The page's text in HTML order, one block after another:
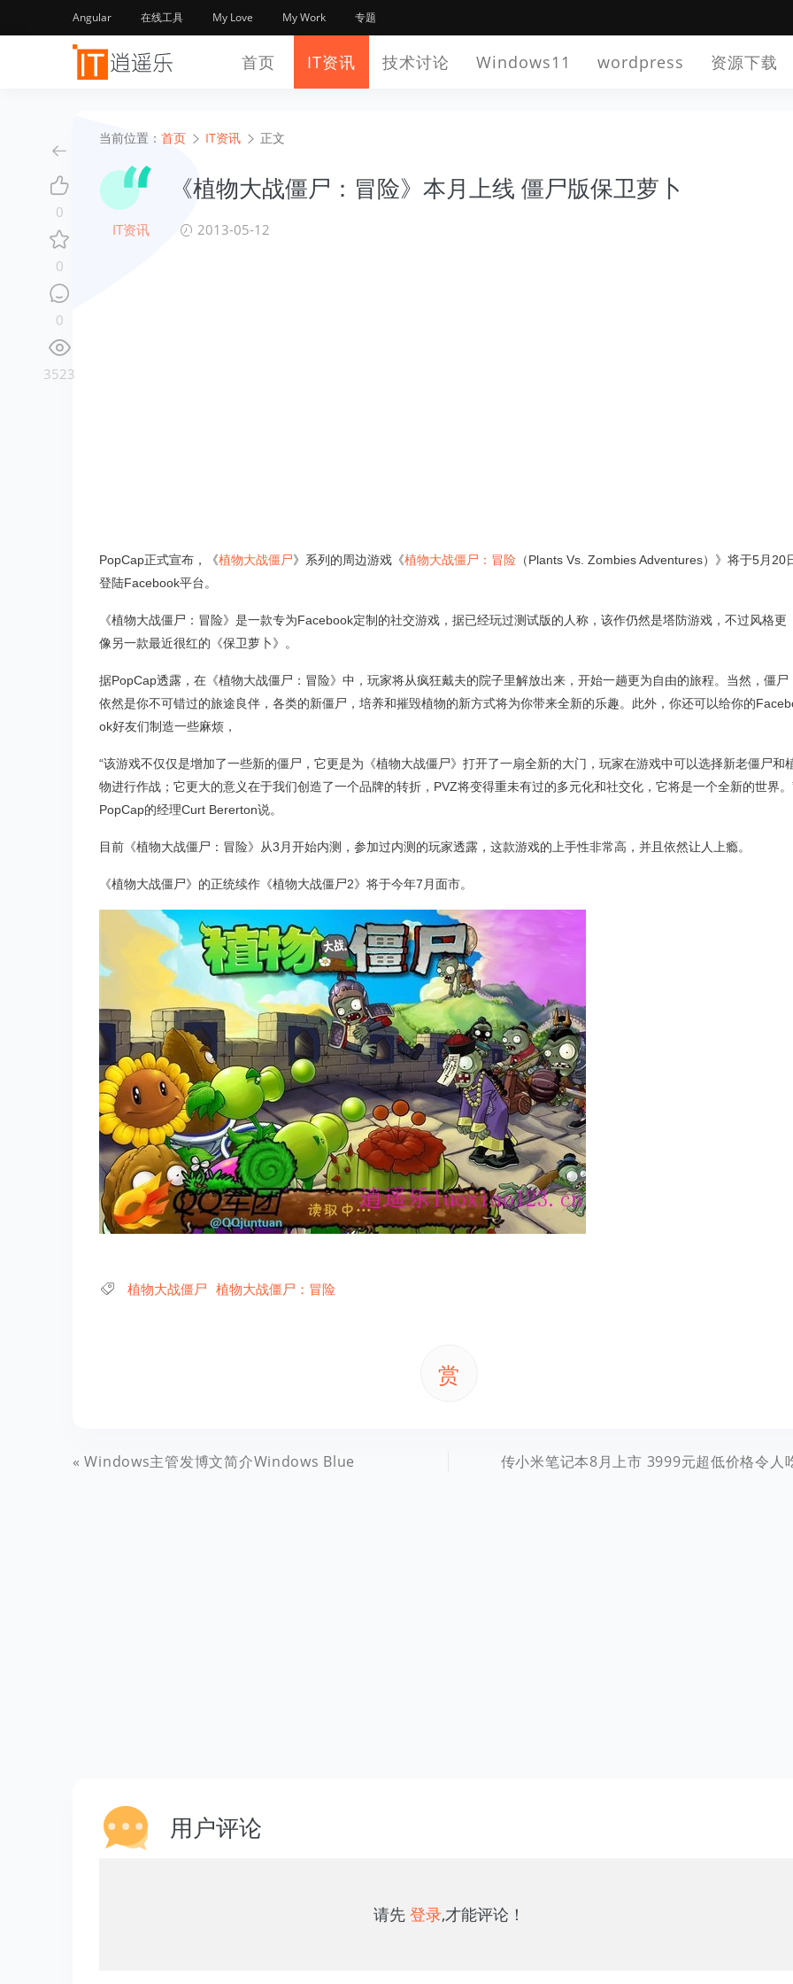
Angular 在线工具 My Love My Work 专题
首页 IT资讯 技术讨论 Windows11 wordpress 资源下载
当前位置： 首页 IT资讯 正文
《植物大战僵尸：冒险》本月上线 僵尸版保卫萝卜
IT资讯 2013-05-12
PopCap正式宣布，《植物大战僵尸》系列的周边游戏《植物大战僵尸：冒险 （Plants Vs. Zombies Adventures）》将于5月20
登陆Facebook平台。
《植物大战僵尸：冒险》是一款专为Facebook定制的社交游戏，据已经玩过测试版的人称，该作仍然是塔防游戏，不过风格更
像另一款最近很红的《保卫萝卜》。
据PopCap透露，在《植物大战僵尸：冒险》中，玩家将从疯狂戴夫的院子里解放出来，开始一趟更为自由的旅程。当然，僵尸
依然是你不可错过的旅途良伴，各类的新僵尸，培养和摧毁植物的新方式将为你带来全新的乐趣。此外，你还可以给你的
ok好友们制造一些麻烦，
“该游戏不仅仅是增加了一些新的僵尸，它更是为《植物大战僵尸》打开了一扇全新的大门，玩家在游戏中可以选择新老僵尸和
物进行作战；它更大的意义在于我们创造了一个品牌的转折，PVZ将变得重未有过的多元化和社交化，它将是一个全新的世界。
PopCap的经理Curt Bererton说。
目前《植物大战僵尸：冒险》从3月开始内测，参加过内测的玩家透露，这款游戏的上手性非常高，并且依然让人上瘾。
《植物大战僵尸》的正统续作《植物大战僵尸2》将于今年7月面市。
植物大战僵尸 植物大战僵尸：冒险
赏
Windows主管发博文简介Windows Blue 传小米笔记本8月上市 3999元超低价格令人
用户评论
请先 登录,才能评论！
0
0
0
3523